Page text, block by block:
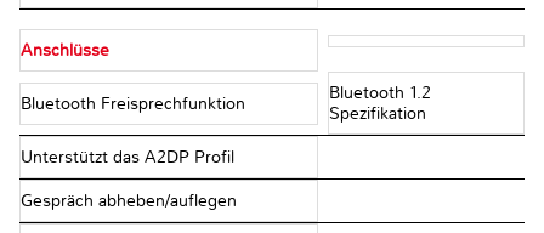
Anschlüsse
Bluetooth Freisprechfunktion
Bluetooth 1.2
Spezifikation
Unterstützt das A2DP Profil
Gespräch abheben/auflegen